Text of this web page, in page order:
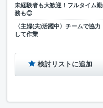
未経験者も大歓迎！フルタイム勤
務も◎
〈主婦(夫)活躍中〉チームで協力
して作業
検討リストに追加